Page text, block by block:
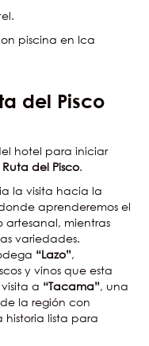
piscina en Ica
del Pisco
hotel para iniciar
del Pisco.
la visita hacia la
aprenderemos el
mientras
variedades.
“Lazo”,
y vinos que esta
a “Tacama”, una
la región con
lista para